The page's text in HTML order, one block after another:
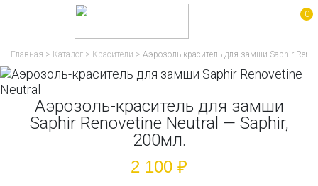
0
Главная > Каталог > Красители > Аэрозоль-краситель для замши Saphir
Аэрозоль-краситель для замши
Saphir Renovetine Neutral — Saphir,
200мл.
2 100 ₽